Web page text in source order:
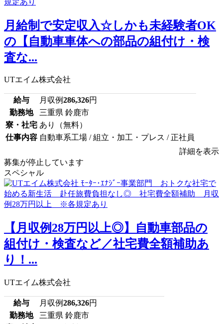
月給制で安定収入☆しかも未経験者OK
の【自動車車体への部品の組付け・検
査な...
UTエイム株式会社
給与 月収例286,326円
勤務地
三重県 鈴鹿市
寮・社宅 あり（無料）
仕事内容 自動車系工場 / 組立・加工・プレス / 正社員
詳細を表示
募集が停止しています
スペシャル
【月収例28万円以上◎】自動車部品の
組付け・検査など／社宅費全額補助あ
り！...
UTエイム株式会社
給与 月収例286,326円
勤務地
三重県 鈴鹿市